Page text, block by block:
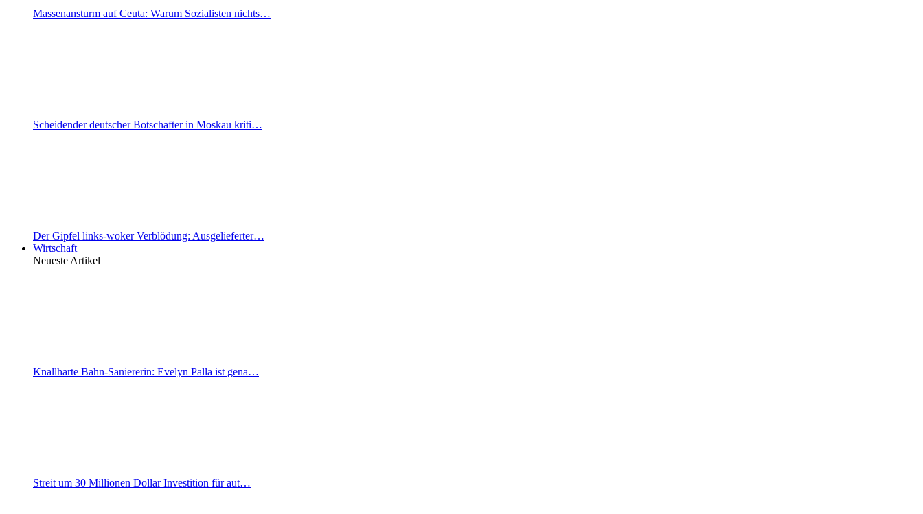
Massenansturm auf Ceuta: Warum Sozialisten nichts…
Scheidender deutscher Botschafter in Moskau kriti…
Der Gipfel links-woker Verblödung: Ausgelieferter…
Wirtschaft
Neueste Artikel
Knallharte Bahn-Saniererin: Evelyn Palla ist gena…
Streit um 30 Millionen Dollar Investition für aut…